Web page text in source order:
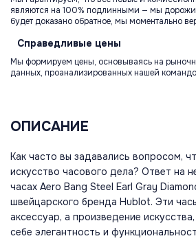
являются на 100% подлинными — мы
будет доказано обратное, мы моментально
Справедливые цены
Мы формируем цены, основываясь на
данных, проанализированных нашей
ОПИСАНИЕ
Как часто вы задавались вопросом,
искусство часового дела? Ответ на
часах Aero Bang Steel Earl Gray
швейцарского бренда Hublot. Эти
аксессуар, а произведение
себе элегантность и